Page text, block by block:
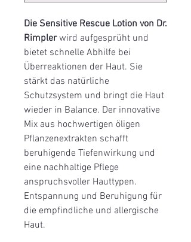
Die Sensitive Rescue Lotion von Dr.
Rimplerwird aufgesprüht und
bietet schnelle Abhilfe bei
Überreaktionen der Haut. Sie
stärkt das natürliche
Schutzsystem und bringt die Haut
wieder in Balance. Der innovative
Mix aus hochwertigen öligen
Pflanzenextrakten schafft
beruhigende Tiefenwirkung und
eine nachhaltige Pflege
anspruchsvoller Hauttypen.
Entspannung und Beruhigung für
die empfindliche und allergische
Haut.